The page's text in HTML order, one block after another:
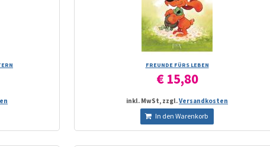
FREUNDE FÜRS LEBEN
€ 15,80
inkl. MwSt, zzgl.Versandkosten
In den Warenkorb